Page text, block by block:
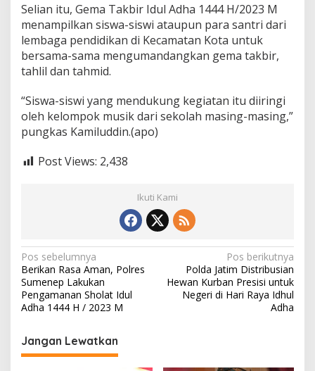
Selian itu, Gema Takbir Idul Adha 1444 H/2023 M
menampilkan siswa-siswi ataupun para santri dari
lembaga pendidikan di Kecamatan Kota untuk
bersama-sama mengumandangkan gema takbir,
tahlil dan tahmid.
“Siswa-siswi yang mendukung kegiatan itu diiringi
oleh kelompok musik dari sekolah masing-masing,”
pungkas Kamiluddin.(apo)
Post Views: 2,438
Ikuti Kami
N
a
v
i
g
a
Pos sebelumnya
Berikan Rasa Aman, Polres
Sumenep Lakukan
Pengamanan Sholat Idul
Adha 1444 H / 2023 M
Pos berikutnya
Polda Jatim Distribusian
Hewan Kurban Presisi untuk
Negeri di Hari Raya Idhul
Adha
Jangan Lewatkan